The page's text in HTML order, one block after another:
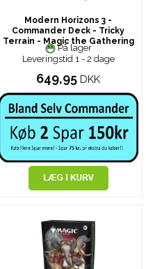
Modern Horizons 3 -
Commander Deck - Tricky
Terrain - Magic the Gathering
På lager
Leveringstid 1 - 2 dage
649,95 DKK